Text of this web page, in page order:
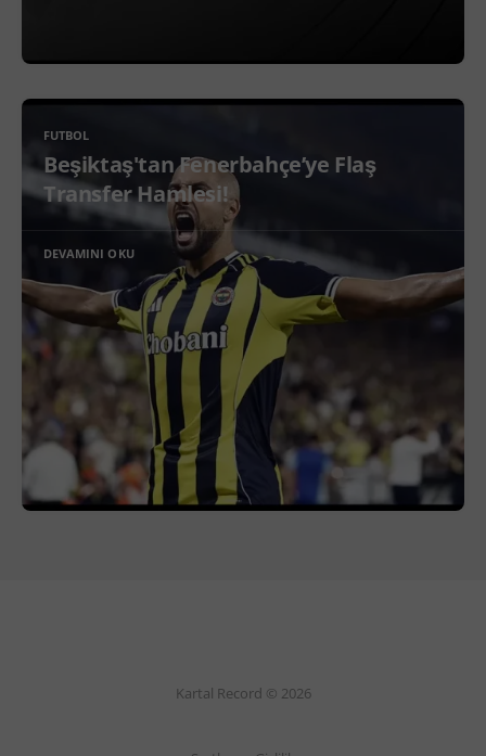
FUTBOL
Beşiktaş'tan Fenerbahçe’ye Flaş
Transfer Hamlesi!
DEVAMINI OKU
Kartal Record © 2026